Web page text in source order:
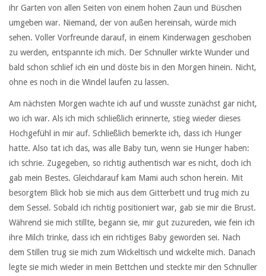
ihr Garten von allen Seiten von einem hohen Zaun und Büschen
umgeben war. Niemand, der von außen hereinsah, würde mich
sehen. Voller Vorfreunde darauf, in einem Kinderwagen geschoben
zu werden, entspannte ich mich. Der Schnuller wirkte Wunder und
bald schon schlief ich ein und döste bis in den Morgen hinein. Nicht,
ohne es noch in die Windel laufen zu lassen.
Am nächsten Morgen wachte ich auf und wusste zunächst gar nicht,
wo ich war. Als ich mich schließlich erinnerte, stieg wieder dieses
Hochgefühl in mir auf. Schließlich bemerkte ich, dass ich Hunger
hatte. Also tat ich das, was alle Baby tun, wenn sie Hunger haben:
ich schrie. Zugegeben, so richtig authentisch war es nicht, doch ich
gab mein Bestes. Gleichdarauf kam Mami auch schon herein. Mit
besorgtem Blick hob sie mich aus dem Gitterbett und trug mich zu
dem Sessel. Sobald ich richtig positioniert war, gab sie mir die Brust.
Während sie mich stillte, begann sie, mir gut zuzureden, wie fein ich
ihre Milch trinke, dass ich ein richtiges Baby geworden sei. Nach
dem Stillen trug sie mich zum Wickeltisch und wickelte mich. Danach
legte sie mich wieder in mein Bettchen und steckte mir den Schnuller